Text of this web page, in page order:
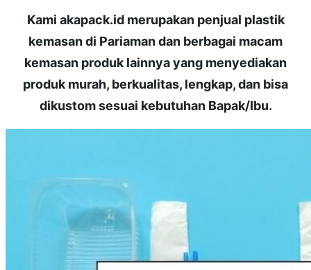
Kami akapack.id merupakan penjual plastik
kemasan di Pariaman dan berbagai macam
kemasan produk lainnya yang menyediakan
produk murah, berkualitas, lengkap, dan bisa
dikustom sesuai kebutuhan Bapak/Ibu.